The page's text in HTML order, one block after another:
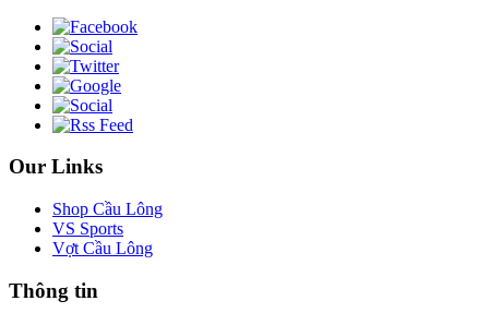
Our Links
Shop Cầu Lông
VS Sports
Vợt Cầu Lông
Thông tin